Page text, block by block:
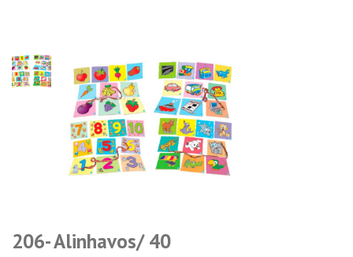
206- Alinhavos/ 40